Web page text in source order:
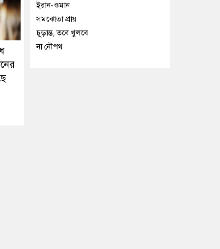
ইরান-ওমান
সমঝোতা প্রায়
চূড়ান্ত, তবে খুলবে
না নৌপথ